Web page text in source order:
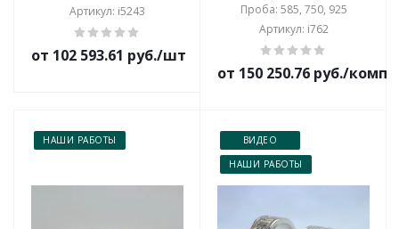
Артикул: i5243
от 102 593.61 руб./шт
Проба: 585, 750, 925
Артикул: i762
от 150 250.76 руб./
НАШИ РАБОТЫ
ВИДЕО
НАШИ РАБОТЫ